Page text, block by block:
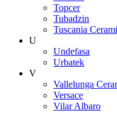
Topcer
Tubadzin
Tuscania
U
Undefasa
Urbatek
V
Vallelunga
Versace
Vilar Albaro